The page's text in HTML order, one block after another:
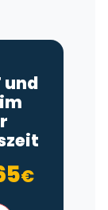
und
€